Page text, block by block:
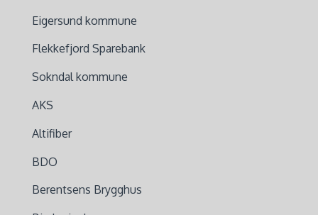
Eigersund kommune
Flekkefjord Sparebank
Sokndal kommune
AKS
Altifiber
BDO
Berentsens Brygghus